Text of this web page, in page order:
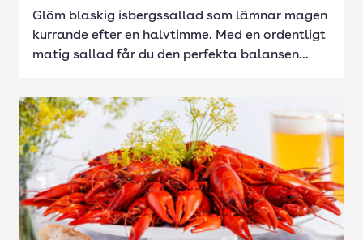
Glöm blaskig isbergssallad som lämnar magen
kurrande efter en halvtimme. Med en ordentligt
matig sallad får du den perfekta balansen...